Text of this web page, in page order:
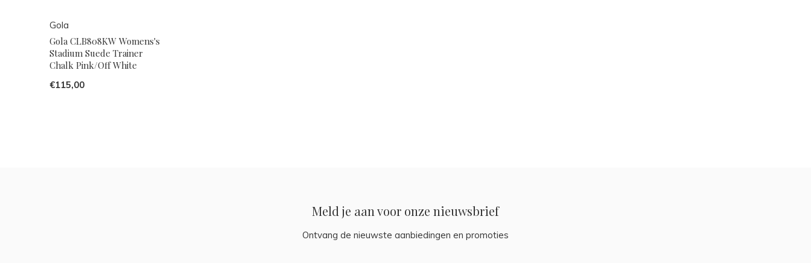
Gola
Gola CLB808KW Womens's
Stadium Suede Trainer
Chalk Pink/Off White
€115,00
Meld je aan voor onze nieuwsbrief
Ontvang de nieuwste aanbiedingen en promoties